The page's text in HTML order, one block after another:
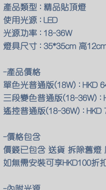
產品類型 : 精品貼頂燈
使用光源 : LED
光源功率 : 18-36W
燈具尺寸 : 35*35cm 高
-產品價格
單色光普通版(18W) : HKD
三段變色普通版(18-36W) :
遙控普通版(18-36W) : HKD
-價格包含
價錢已包含 送貨 拆除舊燈
如無需安裝可享HKD100折
-內附光源